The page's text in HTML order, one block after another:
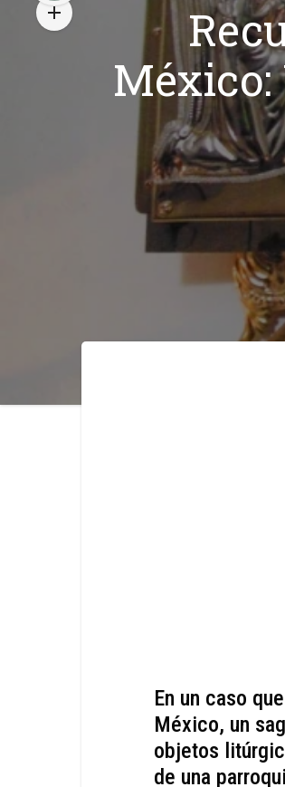
México:
En un caso
México, un
objetos
de una